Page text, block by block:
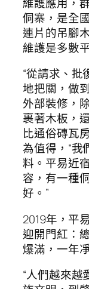
侗寨，是全
連片的吊腳
維護是多數
“從請求、
地把關，做
外部裝修，
裹著木板，
比通俗磚瓦
為值得，“我
料。平易近
容，有一種
好。”
2019年，平
迎開門紅：
爆滿，一年
“人們越來越